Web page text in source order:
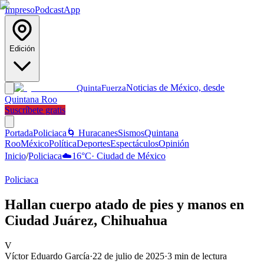
ImpresoPodcastApp
Edición
QuintaFuerzaNoticias de México, desde
Quintana Roo
Suscríbete gratis
PortadaPoliciaca 🌀 HuracanesSismosQuintana
RooMéxicoPolíticaDeportesEspectáculosOpinión
Inicio/Policiaca☁️16°C· Ciudad de México
Policiaca
Hallan cuerpo atado de pies y manos en
Ciudad Juárez, Chihuahua
V
Víctor Eduardo García·22 de julio de 2025·3 min de lectura